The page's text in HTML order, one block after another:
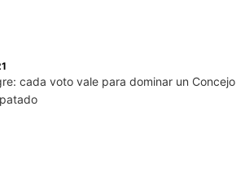
cada voto vale para dominar un Concejo